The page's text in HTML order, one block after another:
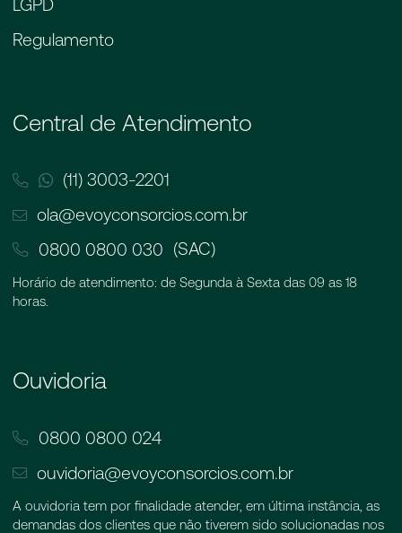
LGPD
Regulamento
Central de Atendimento
(11) 3003-2201
ola@evoyconsorcios.com.br
0800 0800 030 (SAC)
Horário de atendimento: de Segunda à Sexta das 09 as 18
horas.
Ouvidoria
0800 0800 024
ouvidoria@evoyconsorcios.com.br
A ouvidoria tem por finalidade atender, em última instância, as
demandas dos clientes que não tiverem sido solucionadas nos